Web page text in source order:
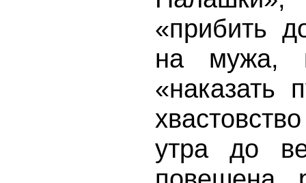
«прибить
на мужа,
«наказать
утра до